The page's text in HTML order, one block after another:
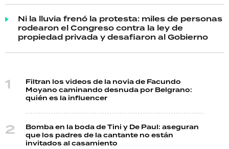
Ni la lluvia frenó la protesta: miles de personas
rodearon el Congreso contra la ley de
propiedad privada y desafiaron al Gobierno
Filtran los videos de la novia de Facundo
Moyano caminando desnuda por Belgrano:
quién es la influencer
Bomba en la boda de Tini y De Paul: aseguran
que los padres de la cantante no están
invitados al casamiento